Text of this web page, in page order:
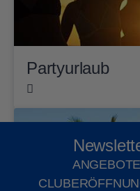
Partyurlaub